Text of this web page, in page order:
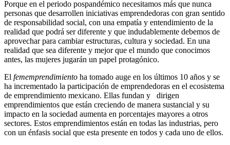
Porque en el periodo pospandémico necesitamos más que nunca
personas que desarrollen iniciativas emprendedoras con gran sentido
de responsabilidad social, con una empatía y entendimiento de la
realidad que podrá ser diferente y que indudablemente debemos de
aprovechar para cambiar estructuras, cultura y sociedad. En una
realidad que sea diferente y mejor que el mundo que conocimos
antes, las mujeres jugarán un papel protagónico.
El fememprendimiento ha tomado auge en los últimos 10 años y se
ha incrementado la participación de emprendedoras en el ecosistema
de emprendimiento mexicano. Ellas fundan y dirigen
emprendimientos que están creciendo de manera sustancial y su
impacto en la sociedad aumenta en porcentajes mayores a otros
sectores. Estos emprendimientos están en todas las industrias, pero
con un énfasis social que esta presente en todos y cada uno de ellos.